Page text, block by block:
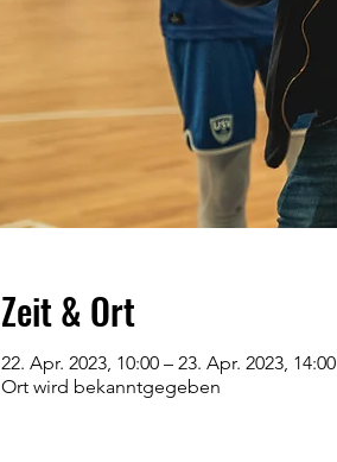
Zeit & Ort
22. Apr. 2023, 10:00 – 23. Apr. 2023, 14:00
Ort wird bekanntgegeben